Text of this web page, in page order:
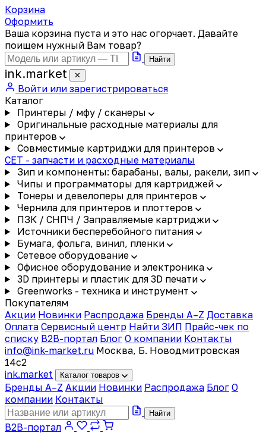
Корзина
Оформить
Ваша корзина пуста и это нас огорчает. Давайте
поищем нужный Вам товар?
Найти
ink.market ✕
Войти или зарегистрироваться
Каталог
Принтеры / мфу / сканеры
Оригинальные расходные материалы для
принтеров
Совместимые картриджи для принтеров
CET - запчасти и расходные материалы
Зип и компоненты: барабаны, валы, ракели, зип
Чипы и программаторы для картриджей
Тонеры и девелоперы для принтеров
Чернила для принтеров и плоттеров
ПЗК / СНПЧ / Заправляемые картриджи
Источники бесперебойного питания
Бумага, фольга, винил, пленки
Сетевое оборудование
Офисное оборудование и электроника
3D принтеры и пластик для 3D печати
Greenworks - техника и инструмент
Покупателям
Акции Новинки Распродажа Бренды A–Z Доставка
Оплата Сервисный центр Найти ЗИП Прайс-чек по
списку B2B-портал Блог О компании Контакты
info@ink-market.ru Москва, Б. Новодмитровская
14с2
ink.market Каталог товаров
Бренды A–Z Акции Новинки Распродажа Блог О
компании Контакты
Найти
B2B-портал